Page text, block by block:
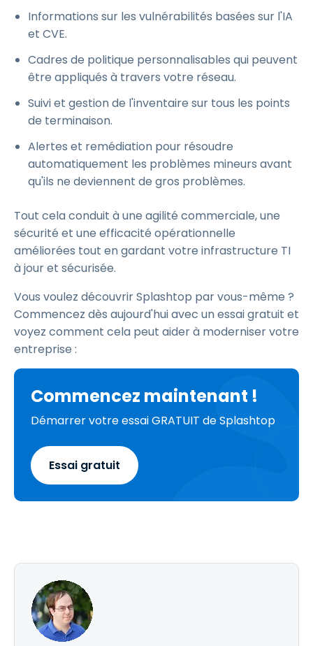
Informations sur les vulnérabilités basées sur l'IA
et CVE.
Cadres de politique personnalisables qui peuvent
être appliqués à travers votre réseau.
Suivi et gestion de l'inventaire sur tous les points
de terminaison.
Alertes et remédiation pour résoudre
automatiquement les problèmes mineurs avant
qu'ils ne deviennent de gros problèmes.
Tout cela conduit à une agilité commerciale, une
sécurité et une efficacité opérationnelle
améliorées tout en gardant votre infrastructure TI
à jour et sécurisée.
Vous voulez découvrir Splashtop par vous-même ?
Commencez dès aujourd'hui avec un essai gratuit et
voyez comment cela peut aider à moderniser votre
entreprise :
Commencez maintenant !
Démarrer votre essai GRATUIT de Splashtop
Essai gratuit